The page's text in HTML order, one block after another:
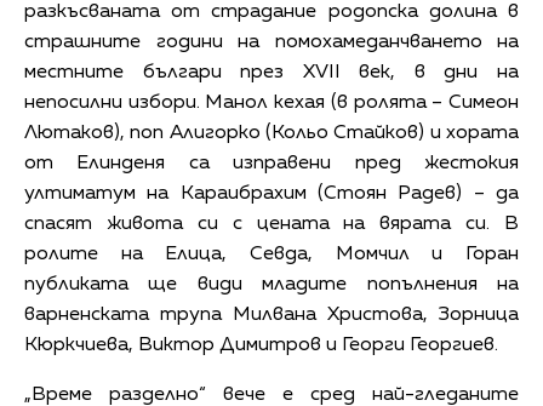
разкъсваната от страдание родопска долина в
страшните години на помохамеданчването на
местните българи през XVII век, в дни на
непосилни избори. Манол кехая (в ролята – Симеон
Лютаков), поп Алигорко (Кольо Стайков) и хората
от Елинденя са изправени пред жестокия
ултиматум на Караибрахим (Стоян Радев) – да
спасят живота си с цената на вярата си. В
ролите на Елица, Севда, Момчил и Горан
публиката ще види младите попълнения на
варненската трупа Милвана Христова, Зорница
Кюркчиева, Виктор Димитров и Георги Георгиев.
„Време разделно“ вече е сред най-гледаните